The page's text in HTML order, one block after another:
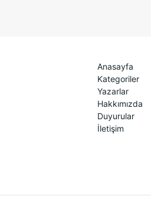
Anasayfa
Kategoriler
Yazarlar
Hakkımızda
Duyurular
İletişim